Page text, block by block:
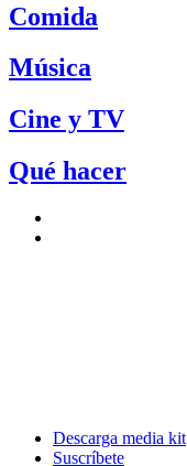
Comida
Música
Cine y TV
Qué hacer
Descarga media kit
Suscríbete